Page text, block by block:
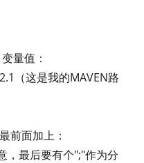
量值：
（这是我的MAVEN路
面加上：
，最后要有个";"作为分